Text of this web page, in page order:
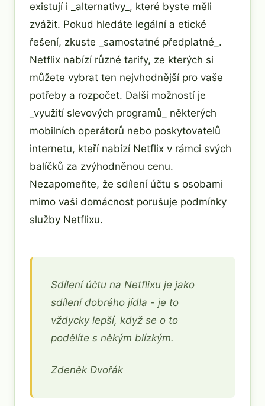
existují i ​​_alternativy_, které byste měli
zvážit. Pokud hledáte legální a etické
řešení, zkuste _samostatné předplatné_.
Netflix nabízí různé tarify, ze kterých si
můžete vybrat ten nejvhodnější pro vaše
potřeby a rozpočet. Další možností je
_využití slevových programů_ některých
mobilních operátorů nebo poskytovatelů
internetu, kteří nabízí Netflix v rámci svých
balíčků za zvýhodněnou cenu.
Nezapomeňte, že sdílení účtu s osobami
mimo vaši domácnost porušuje podmínky
služby Netflixu.
Sdílení účtu na Netflixu je jako
sdílení dobrého jídla - je to
vždycky lepší, když se o to
podělíte s někým blízkým.
Zdeněk Dvořák